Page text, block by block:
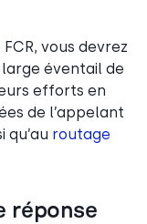
vous devrez
éventail de
efforts en
de l’appelant
qu’au routage
réponse